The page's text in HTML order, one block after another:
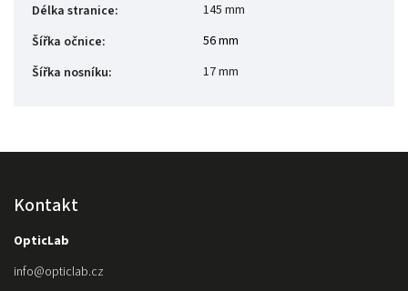
Délka stranice:
145 mm
Šířka očnice:
56 mm
Šířka nosníku: 17 mm
Kontakt
OpticLab
info@opticlab.cz